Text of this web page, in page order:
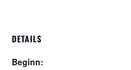
DETAILS
Beginn: